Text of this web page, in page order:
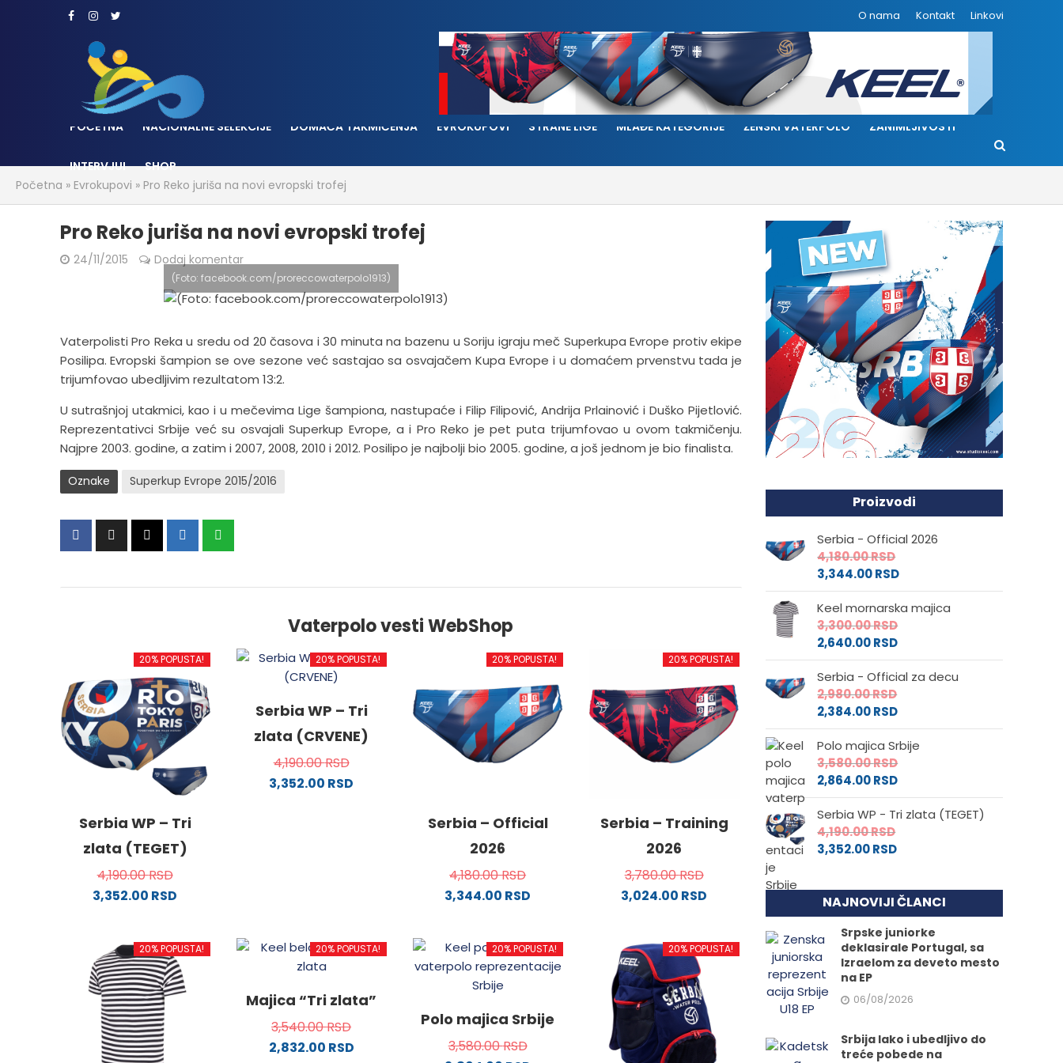
O nama Kontakt Linkovi
POČETNA NACIONALNE SELEKCIJE DOMAĆA TAKMIČENJA EVROKUPOVI STRANE LIGE MLAĐE KATEGORIJE ŽENSKI VATERPOLO ZANIMLJIVOSTI
INTERVJUI
SHOP
Početna » Evrokupovi » Pro Reko juriša na novi evropski trofej
Pro Reko juriša na novi evropski trofej
24/11/2015 Dodaj komentar
(Foto: facebook.com/proreccowaterpolo1913)
Vaterpolisti Pro Reka u sredu od 20 časova i 30 minuta na bazenu u Soriju igraju meč Superkupa Evrope protiv ekipe
Posilipa. Evropski šampion se ove sezone već sastajao sa osvajačem Kupa Evrope i u domaćem prvenstvu tada je
trijumfovao ubedljivim rezultatom 13:2.
U sutrašnjoj utakmici, kao i u mečevima Lige šampiona, nastupaće i Filip Filipović, Andrija Prlainović i Duško Pijetlović.
Reprezentativci Srbije već su osvajali Superkup Evrope, a i Pro Reko je pet puta trijumfovao u ovom takmičenju.
Najpre 2003. godine, a zatim i 2007, 2008, 2010 i 2012. Posilipo je najbolji bio 2005. godine, a još jednom je bio finalista.
Oznake Superkup Evrope 2015/2016
Vaterpolo vesti WebShop
20% POPUSTA!
Serbia WP – Tri
zlata (TEGET)
4,190.00RSD
3,352.00 RSD
ima
više
varijanti.
Opcije
mogu
biti
20% POPUSTA!
Serbia WP – Tri
zlata (CRVENE)
4,190.00RSD
3,352.00 RSD
izabrane
na
stranici
20% POPUSTA!
Serbia – Official
2026
4,180.00RSD
3,344.00 RSD
ima
više
varijanti.
Opcije
mogu
biti
20% POPUSTA!
Serbia – Training
2026
3,780.00RSD
3,024.00 RSD
ima
više
varijanti.
Opcije
mogu
biti
20% POPUSTA! 20% POPUSTA!
Majica “Tri zlata”
3,540.00RSD
2,832.00 RSD
20% POPUSTA!
Polo majica Srbije
3,580.00RSD
20% POPUSTA!
Proizvodi
Serbia - Official 2026
4,180.00RSD
3,344.00RSD
Keel mornarska majica
3,300.00RSD
2,640.00RSD
Serbia - Official za decu
2,980.00RSD
2,384.00RSD
Polo majica Srbije
3,580.00RSD
2,864.00RSD
Serbia WP - Tri zlata (TEGET)
4,190.00RSD
3,352.00RSD
NAJNOVIJI ČLANCI
Srpske juniorke
deklasirale Portugal, sa
Izraelom za deveto mesto
na EP
06/08/2026
Srbija lako i ubedljivo do
treće pobede na